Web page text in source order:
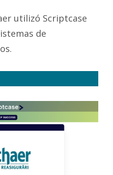
utilizó Scriptcase
de